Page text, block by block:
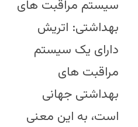
سیستم مراقبت های
بهداشتی: اتریش
دارای یک سیستم
مراقبت های
بهداشتی جهانی
است، به این معنی